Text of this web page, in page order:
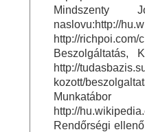
naslovu:http://
http://
Beszolgáltatás,
http://
kozott/
http://
Rendőrségi